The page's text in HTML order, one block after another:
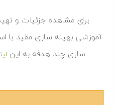
برای مشاهده جزئیات و
آموزشی بهینه سازی مقید با
سازی چند هدفه به این